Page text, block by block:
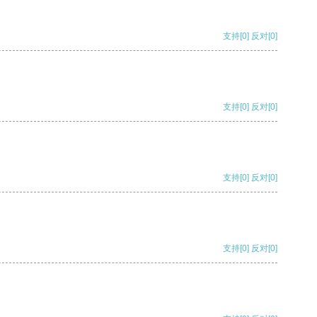
支持[0] 反对[0]
支持[0] 反对[0]
支持[0] 反对[0]
支持[0] 反对[0]